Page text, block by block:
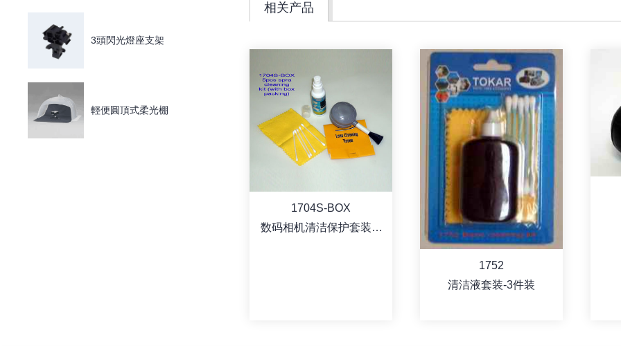
3頭閃光燈座支架
輕便圓頂式柔光棚
相关产品
1704S-BOX
数码相机清洁保护套装-5
1752
清洁液套装-3件装